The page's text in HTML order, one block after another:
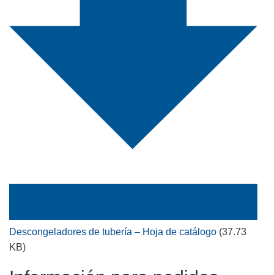
Descongeladores de tubería – Hoja de catálogo (37.73
KB)